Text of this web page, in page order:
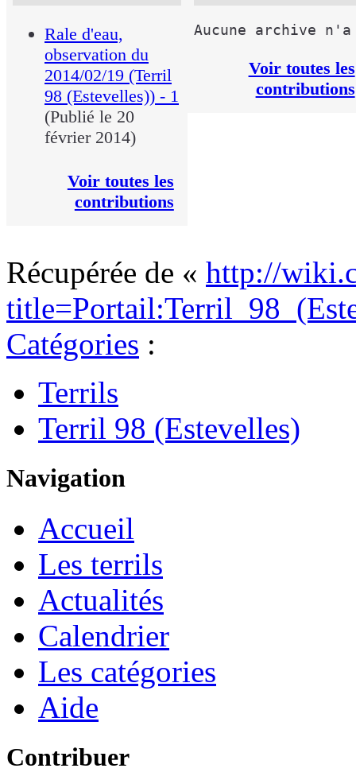
Rale d'eau,
observation du
2014/02/19 (Terril
98 (Estevelles)) - 1
(Publié le 20
février 2014)
Voir toutes les
contributions
Voir toutes les
contributions
Récupérée de « http://
Catégories :
Terrils
Terril 98 (Estevelles)
Navigation
Accueil
Les terrils
Actualités
Calendrier
Les catégories
Aide
Contribuer